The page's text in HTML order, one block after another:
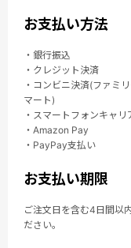
お支払い方法
・銀行振込
・クレジット決済
・コンビニ決済(ファミ
マート)
・スマートフォンキャリ
・Amazon Pay
・PayPay支払い
お支払い期限
ご注文日を含む4日間以
ださい。